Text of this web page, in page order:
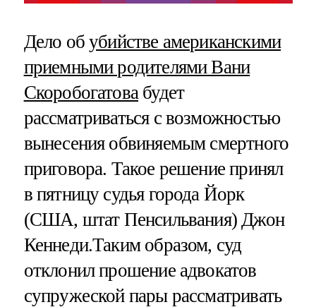
Дело обубийстве американскими
приемными родителями Вани
Скоробогатова будет
рассматриваться с возможностью
вынесения обвиняемым смертного
приговора. Такое решение принял
в пятницу судья города Йорк
(США, штат Пенсильвания) Джон
Кеннеди.Таким образом, суд
отклонил прошение адвокатов
супружеской пары рассматривать